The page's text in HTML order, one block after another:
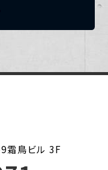
霜鳥ビル 3F